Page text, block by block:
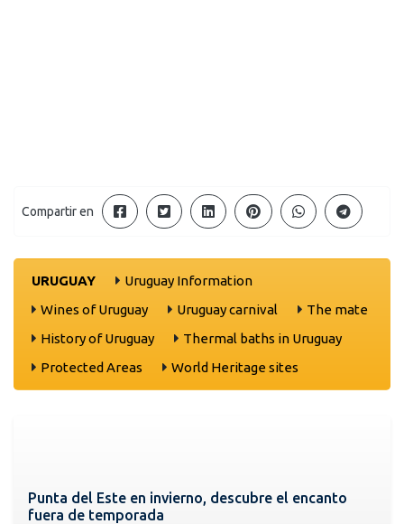
Compartir en
URUGUAY
Uruguay Information
Wines of Uruguay
Uruguay carnival
The mate
History of Uruguay
Thermal baths in Uruguay
Protected Areas
World Heritage sites
Punta del Este en invierno, descubre el encanto
fuera de temporada